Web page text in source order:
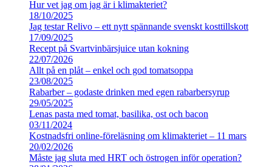
Hur vet jag om jag är i klimakteriet?
18/10/2025
Jag testar Relivo – ett nytt spännande svenskt kosttillskott
17/09/2025
Recept på Svartvinbärsjuice utan kokning
22/07/2026
Allt på en plåt – enkel och god tomatsoppa
23/08/2025
Rabarber – godaste drinken med egen rabarbersyrup
29/05/2025
Lenas pasta med tomat, basilika, ost och bacon
03/11/2024
Kostnadsfri online-föreläsning om klimakteriet – 11 mars
20/02/2026
Måste jag sluta med HRT och östrogen inför operation?